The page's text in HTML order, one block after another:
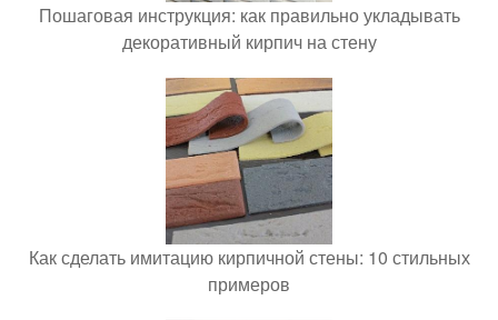
Пошаговая инструкция: как правильно укладывать
декоративный кирпич на стену
Как сделать имитацию кирпичной стены: 10 стильных
примеров